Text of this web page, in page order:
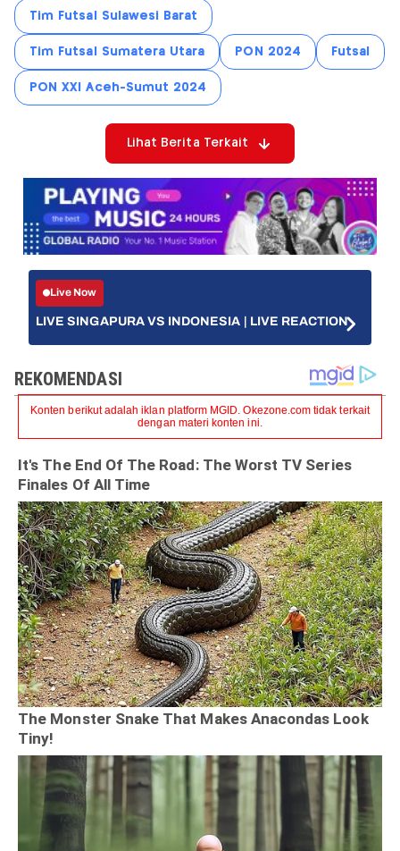
Tim Futsal Sulawesi Barat
Tim Futsal Sumatera Utara PON 2024 Futsal
PON XXI Aceh-Sumut 2024
Lihat Berita Terkait
Live Now
LIVE SINGAPURA VS INDONESIA | LIVE REACTION